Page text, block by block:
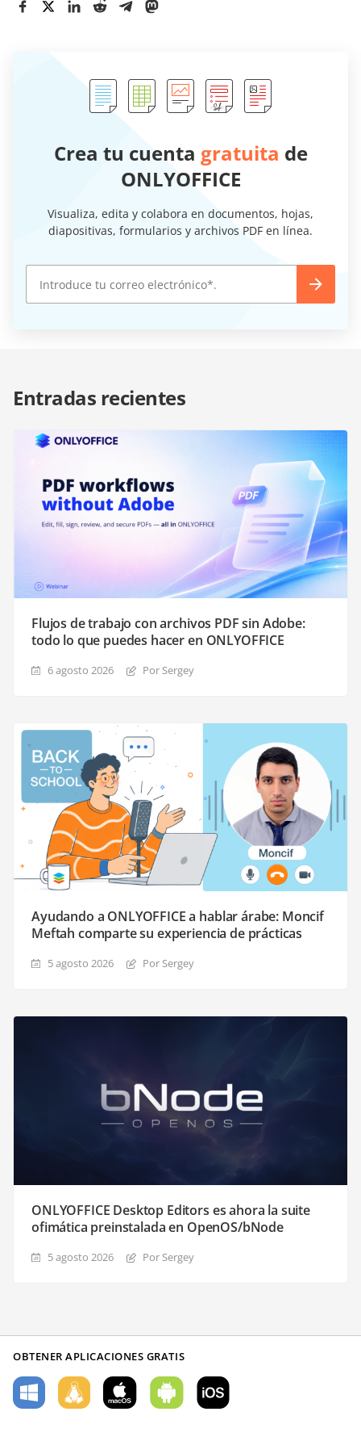
Crea tu cuenta gratuita de
ONLYOFFICE
Visualiza, edita y colabora en documentos, hojas,
diapositivas, formularios y archivos PDF en línea.
Entradas recientes
Flujos de trabajo con archivos PDF sin Adobe:
todo lo que puedes hacer en ONLYOFFICE
6 agosto 2026 Por Sergey
Ayudando a ONLYOFFICE a hablar árabe: Moncif
Meftah comparte su experiencia de prácticas
5 agosto 2026 Por Sergey
ONLYOFFICE Desktop Editors es ahora la suite
ofimática preinstalada en OpenOS/bNode
5 agosto 2026 Por Sergey
OBTENER APLICACIONES GRATIS